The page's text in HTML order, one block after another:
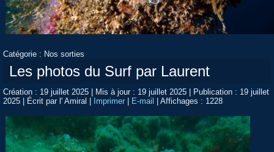
Catégorie : Nos sorties
Les photos du Surf par Laurent
Création : 19 juillet 2025 | Mis à jour : 19 juillet 2025 | Publication : 19 juillet
2025 | Écrit par l' Amiral | Imprimer | E-mail |Affichages : 1228